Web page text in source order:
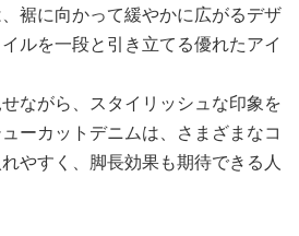
裾に向かって緩やかに広がるデザ
ルを一段と引き立てる優れたアイ
ながら、スタイリッシュな印象を
ーカットデニムは、さまざまなコ
やすく、脚長効果も期待できる人